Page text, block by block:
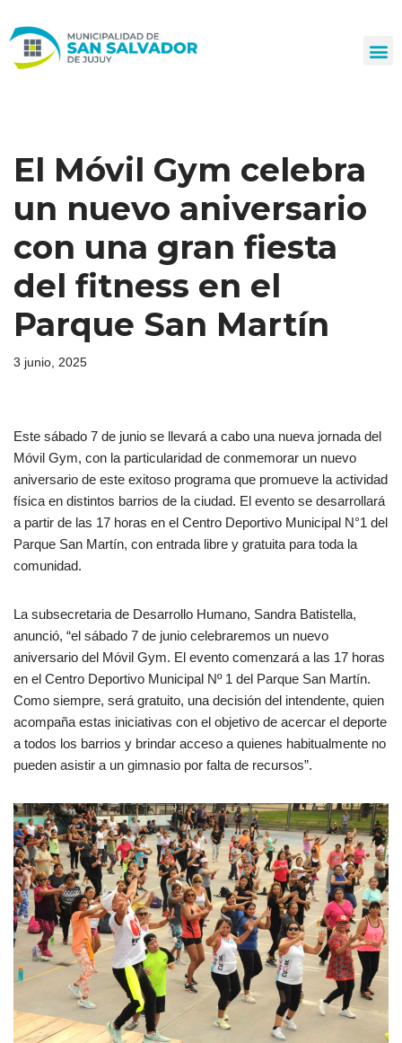
al
El Móvil Gym celebra
un nuevo aniversario
con una gran fiesta
del fitness en el
Parque San Martín
3 junio, 2025
Este sábado 7 de junio se llevará a cabo una nueva jornada del
Móvil Gym, con la particularidad de conmemorar un nuevo
aniversario de este exitoso programa que promueve la actividad
física en distintos barrios de la ciudad. El evento se desarrollará
a partir de las 17 horas en el Centro Deportivo Municipal N°1 del
Parque San Martín, con entrada libre y gratuita para toda la
comunidad.
La subsecretaria de Desarrollo Humano, Sandra Batistella,
anunció, “el sábado 7 de junio celebraremos un nuevo
aniversario del Móvil Gym. El evento comenzará a las 17 horas
en el Centro Deportivo Municipal Nº 1 del Parque San Martín.
Como siempre, será gratuito, una decisión del intendente, quien
acompaña estas iniciativas con el objetivo de acercar el deporte
a todos los barrios y brindar acceso a quienes habitualmente no
pueden asistir a un gimnasio por falta de recursos”.